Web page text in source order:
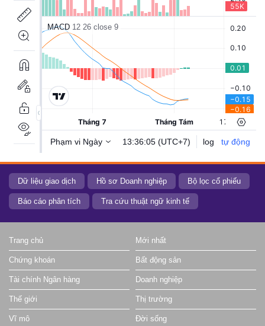
Dữ liệu giao dịch Hồ sơ Doanh nghiệp Bộ lọc cổ phiếu
Báo cáo phân tích Tra cứu thuật ngữ kinh tế
Trang chủ Mới nhất
Chứng khoán Bất động sản
Tài chính Ngân hàng Doanh nghiệp
Thế giới Thị trường
Vĩ mô Đời sống